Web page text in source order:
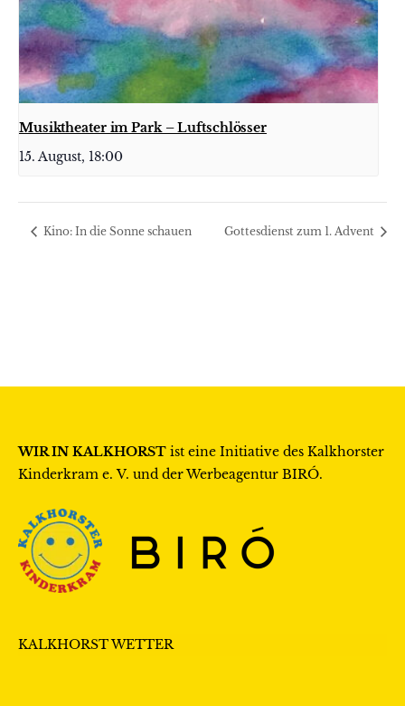
Musiktheater im Park – Luftschlösser
15. August, 18:00
Kino: In die Sonne schauen Gottesdienst zum 1. Advent
WIR IN KALKHORST ist eine Initiative des Kalkhorster
Kinderkram e. V. und der Werbeagentur BIRÓ.
KALKHORST WETTER